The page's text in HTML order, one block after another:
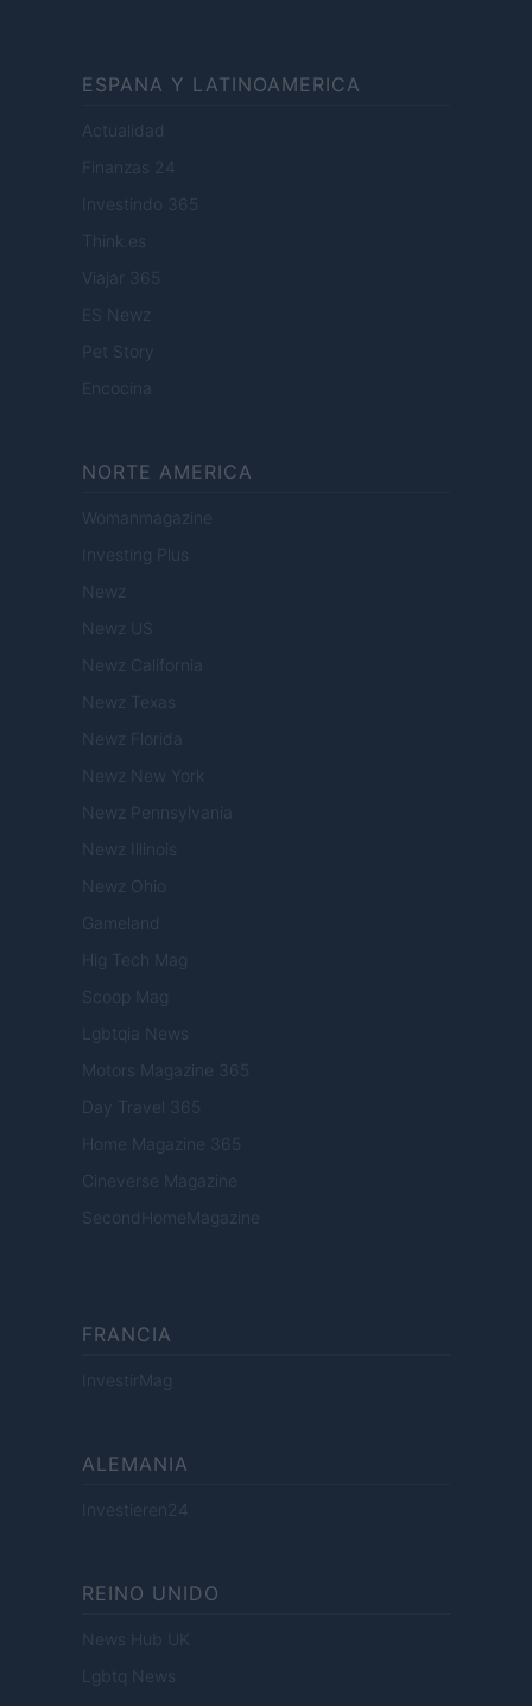
ESPANA Y LATINOAMERICA
Actualidad
Finanzas 24
Investindo 365
Think.es
Viajar 365
ES Newz
Pet Story
Encocina
NORTE AMERICA
Womanmagazine
Investing Plus
Newz
Newz US
Newz California
Newz Texas
Newz Florida
Newz New York
Newz Pennsylvania
Newz Illinois
Newz Ohio
Gameland
Hig Tech Mag
Scoop Mag
Lgbtqia News
Motors Magazine 365
Day Travel 365
Home Magazine 365
Cineverse Magazine
SecondHomeMagazine
FRANCIA
InvestirMag
ALEMANIA
Investieren24
REINO UNIDO
News Hub UK
Lgbtq News